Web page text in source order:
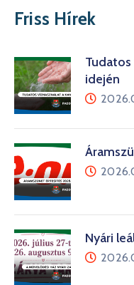
Friss Hírek
Tudatos
idején
Nyári